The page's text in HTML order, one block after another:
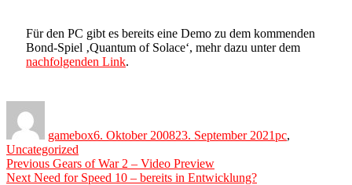
Für den PC gibt es bereits eine Demo zu dem kommenden
Bond-Spiel ‚Quantum of Solace‘, mehr dazu unter dem
nachfolgenden Link.
gamebox6. Oktober 200823. September 2021pc,
Uncategorized
Beitragsnavigation
Previous Previous
post:
Gears of War 2 – Video Preview
Next Next
Need for Speed 10 – bereits in Entwicklung?